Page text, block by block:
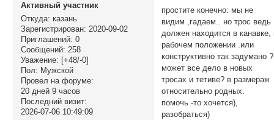
Активный участник
Откуда: казань
Зарегистрирован: 2020-09-02
Приглашений: 0
Сообщений: 258
Уважение: [+48/-0]
Пол: Мужской
Провел на форуме:
20 дней 9 часов
Последний визит:
2026-07-06 10:49:09
простите конечно: мы не
видим ,гадаем.. но трос ведь
должен находится в канавке,
рабочем положении .или
конструктивно так задумано ?
может все дело в новых
тросах и тетиве? в размераж
относительно родных.
помочь -то хочется),
разобраться)